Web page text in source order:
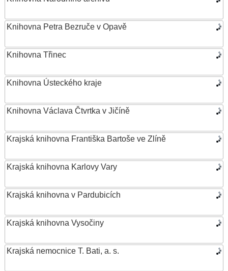
Knihovna Petra Bezruče v Opavě
Knihovna Třinec
Knihovna Ústeckého kraje
Knihovna Václava Čtvrtka v Jičíně
Krajská knihovna Františka Bartoše ve Zlíně
Krajská knihovna Karlovy Vary
Krajská knihovna v Pardubicích
Krajská knihovna Vysočiny
Krajská nemocnice T. Bati, a. s.